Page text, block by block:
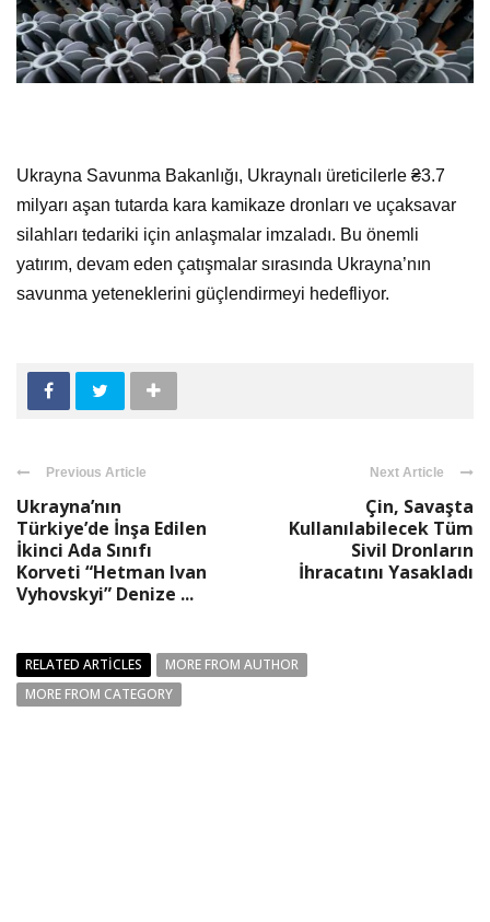
Ukrayna Savunma Bakanlığı, Ukraynalı üreticilerle ₴3.7
milyarı aşan tutarda kara kamikaze dronları ve uçaksavar
silahları tedariki için anlaşmalar imzaladı. Bu önemli
yatırım, devam eden çatışmalar sırasında Ukrayna’nın
savunma yeteneklerini güçlendirmeyi hedefliyor.
Previous Article
Ukrayna’nın
Türkiye’de İnşa Edilen
İkinci Ada Sınıfı
Korveti “Hetman Ivan
Vyhovskyi” Denize ...
Next Article
Çin, Savaşta
Kullanılabilecek Tüm
Sivil Dronların
İhracatını Yasakladı
RELATED ARTICLES
MORE FROM AUTHOR
MORE FROM CATEGORY